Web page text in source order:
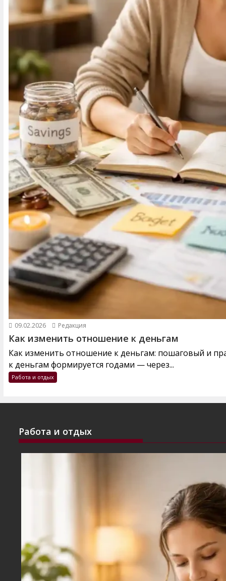
09.02.2026 Редакция
Как изменить отношение к деньгам
Как изменить отношение к деньгам: пошаговый и
к деньгам формируется годами — через...
Работа и отдых
Работа и отдых